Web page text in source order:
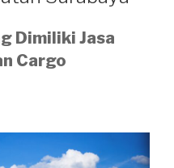
Dimiliki Jasa
Cargo